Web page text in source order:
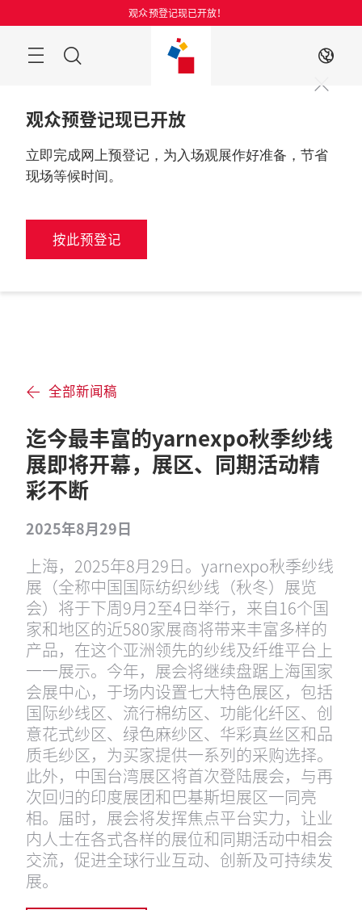
过
观众预登记现已开放！
菜
ZH
观众预登记现已开放
立即完成网上预登记，为入场观展作好准备，节省
现场等候时间。
按此预登记
全部新闻稿
迄今最丰富的yarnexpo秋季纱线
展即将开幕，展区、同期活动精
彩不断
2025年8月29日
上海，2025年8月29日。yarnexpo秋季纱线
展（全称中国国际纺织纱线（秋冬）展览
会）将于下周9月2至4日举行，来自16个国
家和地区的近580家展商将带来丰富多样的
产品，在这个亚洲领先的纱线及纤维平台上
一一展示。今年，展会将继续盘踞上海国家
会展中心，于场内设置七大特色展区，包括
国际纱线区、流行棉纺区、功能化纤区、创
意花式纱区、绿色麻纱区、华彩真丝区和品
质毛纱区，为买家提供一系列的采购选择。
此外，中国台湾展区将首次登陆展会，与再
次回归的印度展团和巴基斯坦展区一同亮
相。届时，展会将发挥焦点平台实力，让业
内人士在各式各样的展位和同期活动中相会
交流，促进全球行业互动、创新及可持续发
展。